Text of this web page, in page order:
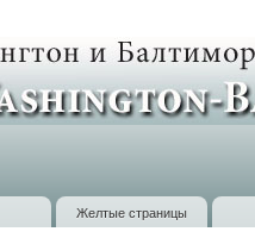
Желтые страницы